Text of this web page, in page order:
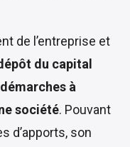
de l’entreprise et
du capital
à
société. Pouvant
d’apports, son